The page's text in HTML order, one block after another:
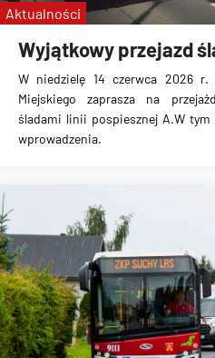
Wyjątkowy przejazd
W niedzielę 14 czerwca 2026 r.
Miejskiego zaprasza na
śladami linii pospiesznej A.W
wprowadzenia.
Aktualności